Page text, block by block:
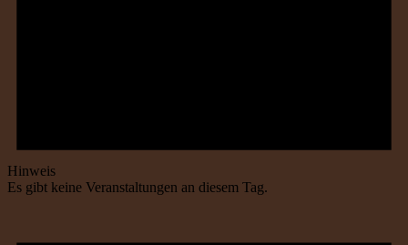
Hinweis
Es gibt keine Veranstaltungen an diesem Tag.